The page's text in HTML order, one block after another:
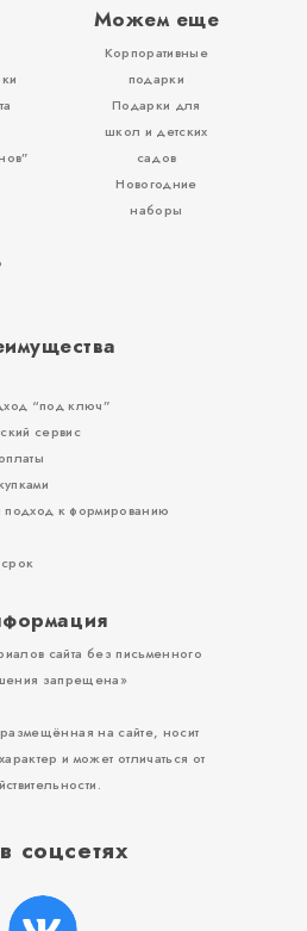
соцсетях
Можем еще
Корпоративные
подарки
Подарки для
школ и детских
садов
Новогодние
наборы
“под ключ”
сервис
к формированию
сайта без письменного
запрещена»
на сайте, носит
и может отличаться от